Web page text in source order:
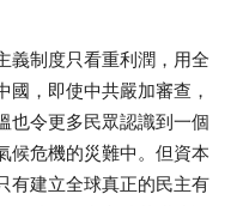
義制度只看重利潤，用全
國，即使中共嚴加審查，
也令更多民眾認識到一個
候危機的災難中。但資本
有建立全球真正的民主有